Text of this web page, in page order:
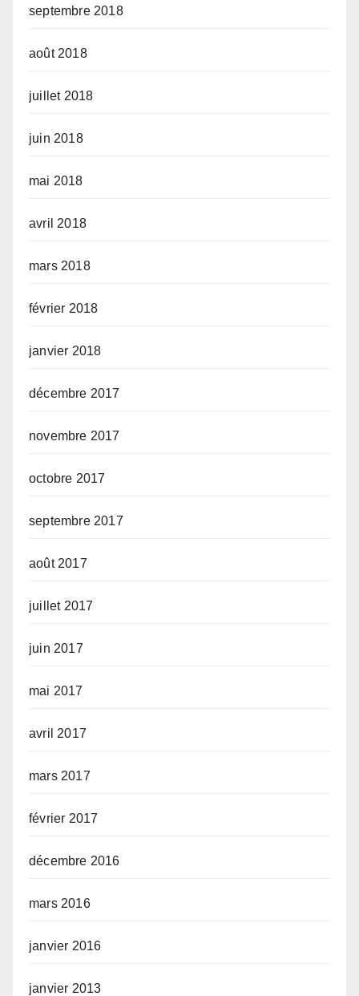
septembre 2018
août 2018
juillet 2018
juin 2018
mai 2018
avril 2018
mars 2018
février 2018
janvier 2018
décembre 2017
novembre 2017
octobre 2017
septembre 2017
août 2017
juillet 2017
juin 2017
mai 2017
avril 2017
mars 2017
février 2017
décembre 2016
mars 2016
janvier 2016
janvier 2013